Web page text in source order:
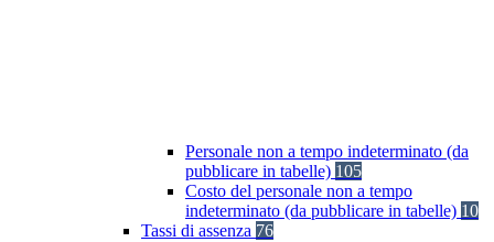
Personale non a tempo indeterminato (da
pubblicare in tabelle) 105
Costo del personale non a tempo
indeterminato (da pubblicare in tabelle) 10
Tassi di assenza 76